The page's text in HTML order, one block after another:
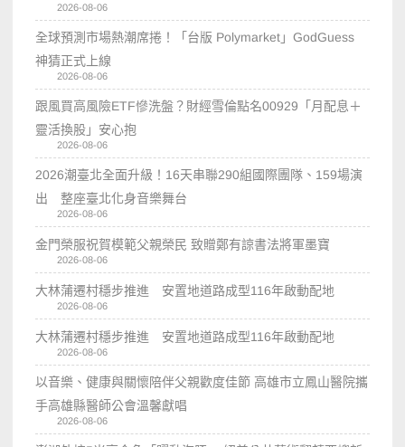
2026-08-06
全球預測市場熱潮席捲！「台版 Polymarket」GodGuess
神猜正式上線
2026-08-06
跟風買高風險ETF慘洗盤？財經雪倫點名00929「月配息＋
靈活換股」安心抱
2026-08-06
2026潮臺北全面升級！16天串聯290組國際團隊、159場演
出 整座臺北化身音樂舞台
2026-08-06
金門榮服祝賀模範父親榮民 致贈鄭有諒書法將軍墨寶
2026-08-06
大林蒲遷村穩步推進 安置地道路成型116年啟動配地
2026-08-06
大林蒲遷村穩步推進 安置地道路成型116年啟動配地
2026-08-06
以音樂、健康與關懷陪伴父親歡度佳節 高雄市立鳳山醫院攜
手高雄縣醫師公會溫馨獻唱
2026-08-06